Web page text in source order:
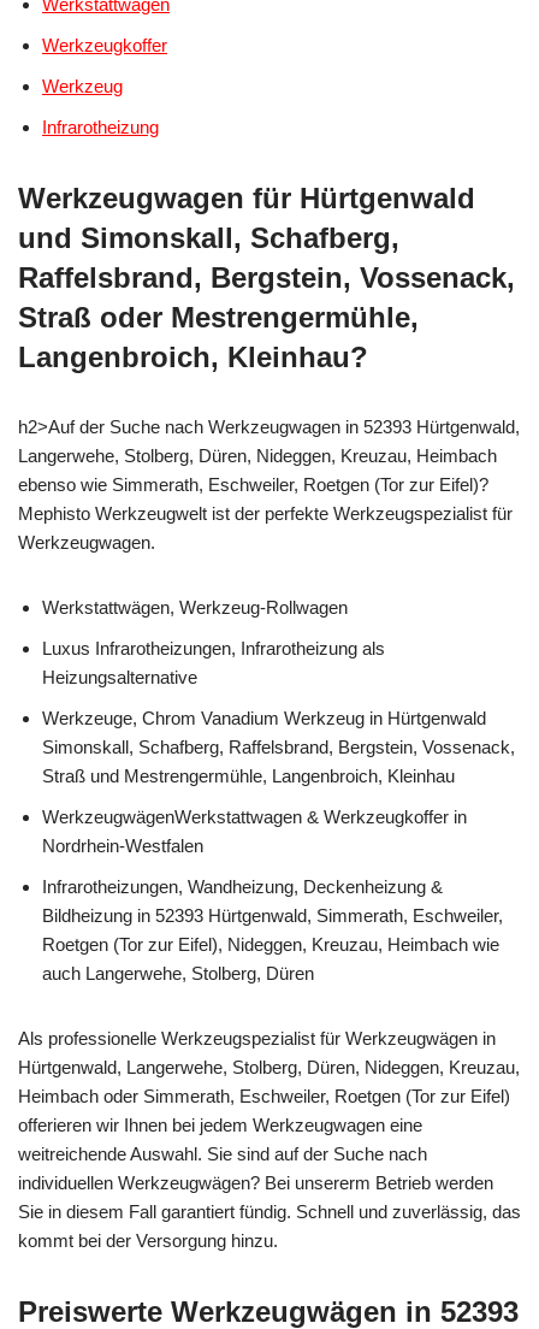
Werkzeugkoffer
Werkzeug
Infrarotheizung
Werkzeugwagen für Hürtgenwald
und Simonskall, Schafberg,
Raffelsbrand, Bergstein, Vossenack,
Straß oder Mestrengermühle,
Langenbroich, Kleinhau?
h2>Auf der Suche nach Werkzeugwagen in 52393 Hürtgenwald,
Langerwehe, Stolberg, Düren, Nideggen, Kreuzau, Heimbach
ebenso wie Simmerath, Eschweiler, Roetgen (Tor zur Eifel)?
Mephisto Werkzeugwelt ist der perfekte Werkzeugspezialist für
Werkzeugwagen.
Werkstattwägen, Werkzeug-Rollwagen
Luxus Infrarotheizungen, Infrarotheizung als
Heizungsalternative
Werkzeuge, Chrom Vanadium Werkzeug in Hürtgenwald
Simonskall, Schafberg, Raffelsbrand, Bergstein, Vossenack,
Straß und Mestrengermühle, Langenbroich, Kleinhau
WerkzeugwägenWerkstattwagen & Werkzeugkoffer in
Nordrhein-Westfalen
Infrarotheizungen, Wandheizung, Deckenheizung &
Bildheizung in 52393 Hürtgenwald, Simmerath, Eschweiler,
Roetgen (Tor zur Eifel), Nideggen, Kreuzau, Heimbach wie
auch Langerwehe, Stolberg, Düren
Als professionelle Werkzeugspezialist für Werkzeugwägen in
Hürtgenwald, Langerwehe, Stolberg, Düren, Nideggen, Kreuzau,
Heimbach oder Simmerath, Eschweiler, Roetgen (Tor zur Eifel)
offerieren wir Ihnen bei jedem Werkzeugwagen eine
weitreichende Auswahl. Sie sind auf der Suche nach
individuellen Werkzeugwägen? Bei unsererm Betrieb werden
Sie in diesem Fall garantiert fündig. Schnell und zuverlässig, das
kommt bei der Versorgung hinzu.
Preiswerte Werkzeugwägen in 52393